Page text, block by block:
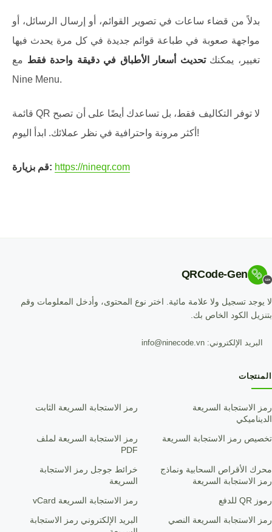
بدلاً من قضاء ساعات في تصوير القوائم، أو إرسال الرسائل، أو
مواجهة صعوبة في طباعة قوائم جديدة في كل مرة يحدث فيها
تغيير، يمكنكتحديث أسعار الأطباق في دقيقة واحدة فقط مع
Nine Menu.
قائمة QR لا توفر التكاليف فقط، بل تساعدك أيضًا على أن تصبح
أكثر مرونة واحترافية في نظر عملائك. ابدأ اليوم!
قم بزيارة: https://nineqr.com
QRCode-Gen
لا يوجد تسجيل ولا علامة مائية. اختر نوع المحتوى، وأدخل المعلومات وقم
بتنزيل الكود الخاص بك.
البريد الإلكتروني: info@ninecode.vn
المنتجات
رمز الاستجابة السريعة
الديناميكي
رمز الاستجابة السريعة الثابت
تخصيص رمز الاستجابة السريعة
رمز الاستجابة السريعة لملف
PDF
محرك الأقراص السحابية ونماذج
رمز الاستجابة السريعة
خرائط جوجل رمز الاستجابة
السريعة
رموز QR للدفع رمز الاستجابة السريعة vCard
رمز الاستجابة السريعة النصي
البريد الإلكتروني رمز الاستجابة